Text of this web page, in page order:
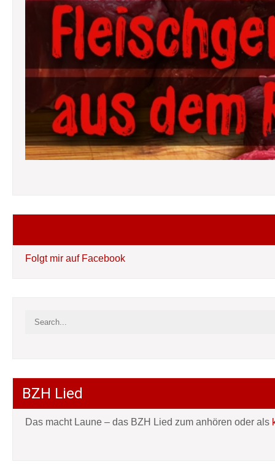
Folgt mir auf Facebook
BZH Lied
Das macht Laune – das BZH Lied zum anhören oder als